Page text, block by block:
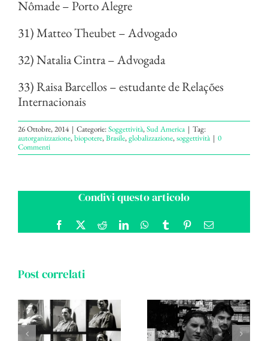
Nômade – Porto Alegre
31) Matteo Theubet – Advogado
32) Natalia Cintra – Advogada
33) Raisa Barcellos – estudante de Relações
Internacionais
26 Ottobre, 2014 | Categorie:Soggettività,Sud America | Tag:
autorganizzazione,biopotere,Brasile,globalizzazione,soggettività | 0
Commenti
Condivi questo articolo
Facebook RedditLinkedInWhatsApp
Tumblr PinterestEmail
Post correlati